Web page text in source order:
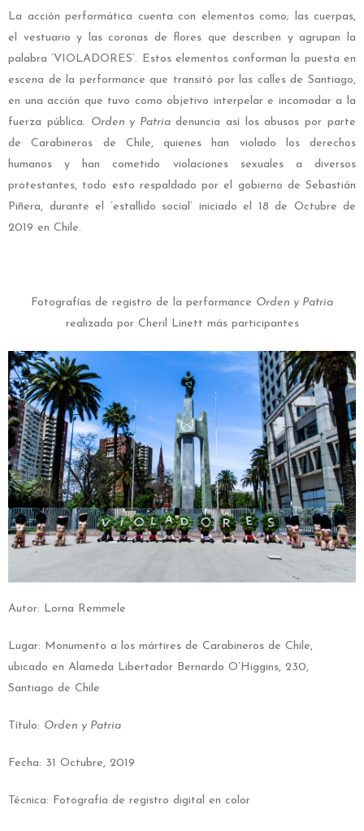
La acción performática cuenta con elementos como; las cuerpas,
el vestuario y las coronas de flores que describen y agrupan la
palabra ‘VIOLADORES’. Estos elementos conforman la puesta en
escena de la performance que transitó por las calles de Santiago,
en una acción que tuvo como objetivo interpelar e incomodar a la
fuerza pública. Orden y Patriadenuncia así los abusos por parte
de Carabineros de Chile, quienes han violado los derechos
humanos y han cometido violaciones sexuales a diversos
protestantes, todo esto respaldado por el gobierno de Sebastián
Piñera, durante el ‘estallido social’ iniciado el 18 de Octubre de
2019 en Chile.
Fotografías de registro de la performance Orden y Patria
realizada por Cheril Linett más participantes
Autor: Lorna Remmele
Lugar: Monumento a los mártires de Carabineros de Chile,
ubicado en Alameda Libertador Bernardo O’Higgins, 230,
Santiago de Chile
Título: Orden y Patria
Fecha: 31 Octubre, 2019
Técnica: Fotografía de registro digital en color